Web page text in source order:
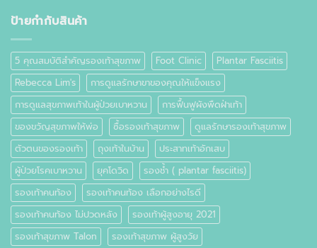
ป้ายกำกับสินค้า
5 คุณสมบัติสำคัญรองเท้าสุขภาพ Foot Clinic
Plantar Fasciitis
Rebecca Lim's
การดูแลรักษาขาของคุณให้แข็งแรง
การดูแลสุขภาพเท้าในผู้ป่วยเบาหวาน
การฟื้นฟูผังพืดฝ่าเท้า
ของขวัญสุขภาพให้พ่อ
ซื้อรองเท้าสุขภาพ
ดูแลรักษารองเท้าสุขภาพ
ตัวตนของรองเท้า
ถุงเท้าในบ้าน
ประสาทเท้าอักเสบ
ผู้ป่วยโรคเบาหวาน
ยุคโดวิด
รองช้ำ ( plantar fasciitis)
รองเท้าคนท้อง
รองเท้าคนท้อง เลือกอย่างไรดี
รองเท้าคนท้อง ไม่ปวดหลัง
รองเท้าผู้สูงอายุ 2021
รองเท้าสุขภาพ Talon
รองเท้าสุขภาพ ผู้สูงวัย